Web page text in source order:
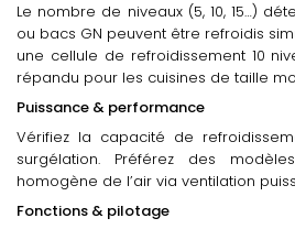
Le nombre de niveaux (5, 10, 15…)
ou bacs GN peuvent être refroidis
une cellule de refroidissement 10
répandu pour les cuisines de taille
Puissance & performance
Vérifiez la capacité de
surgélation. Préférez des
homogène de l’air via ventilation
Fonctions & pilotage